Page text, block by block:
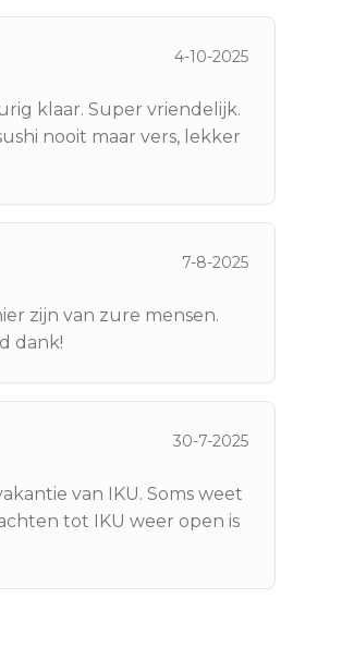
4-10-2025
klaar. Super vriendelijk.
nooit maar vers, lekker
7-8-2025
zijn van zure mensen.
dank!
30-7-2025
van IKU. Soms weet
tot IKU weer open is